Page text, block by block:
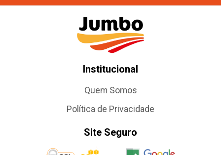
Institucional
Quem Somos
Política de Privacidade
Site Seguro